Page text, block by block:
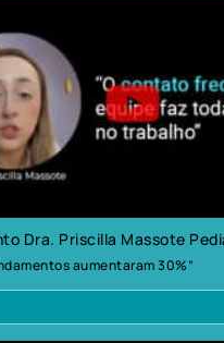
Dra. Priscilla Massote
aumentaram 30%”